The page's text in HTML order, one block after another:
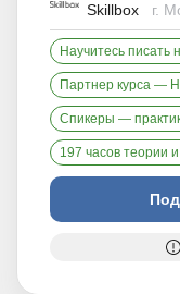
Skillbox г.
Научитесь писать
Партнер курса —
Спикеры —
197 часов теории